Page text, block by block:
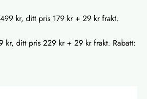
kr, ditt pris 179 kr + 29 kr frakt.
kr, ditt pris 229 kr + 29 kr frakt. Rabatt: